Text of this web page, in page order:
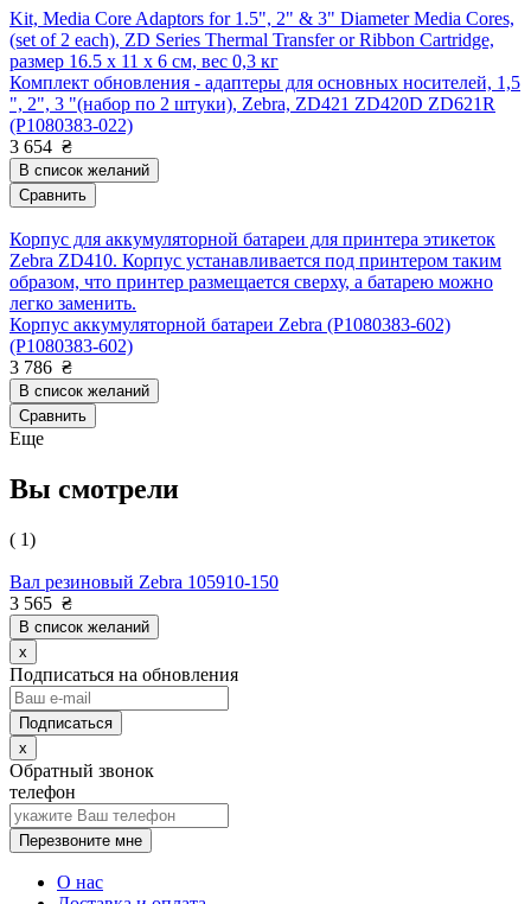
Kit, Media Core Adaptors for 1.5", 2" & 3" Diameter Media Cores,
(set of 2 each), ZD Series Thermal Transfer or Ribbon Cartridge,
размер 16.5 x 11 x 6 см, вес 0,3 кг
Комплект обновления - адаптеры для основных носителей, 1,5
", 2", 3 "(набор по 2 штуки), Zebra, ZD421 ZD420D ZD621R
(P1080383-022)
3 654 ₴
В список желаний
Сравнить
Корпус для аккумуляторной батареи для принтера этикеток
Zebra ZD410. Корпус устанавливается под принтером таким
образом, что принтер размещается сверху, а батарею можно
легко заменить.
Корпус аккумуляторной батареи Zebra (P1080383-602)
(P1080383-602)
3 786 ₴
В список желаний
Сравнить
Еще
Вы смотрели
( 1)
Вал резиновый Zebra 105910-150
3 565 ₴
В список желаний
x
Подписаться на обновления
x
Обратный звонок
телефон
Перезвоните мне
О нас